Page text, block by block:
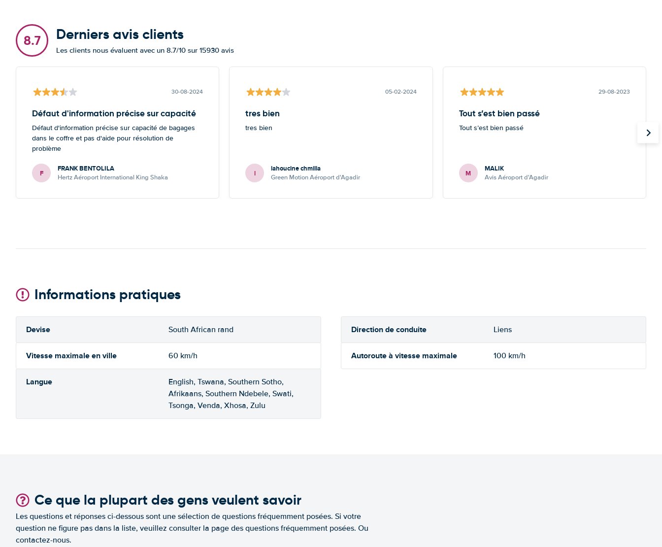
8.7 Derniers avis clients
Les clients nous évaluent avec un 8.7/10 sur 15930 avis
30-08-2024
Défaut d'information précise sur capacité
Défaut d'information précise sur capacité de bagages
dans le coffre et pas d'aide pour résolution de
problème
F FRANK BENTOLILA
Hertz Aéroport International King Shaka
05-02-2024
tres bien
tres bien
l lahoucine chmilla
Green Motion Aéroport d'Agadir
29-08-2023
Tout s’est bien passé
Tout s’est bien passé
M MALIK
Avis Aéroport d'Agadir
Informations pratiques
Devise South African rand Direction de conduite Liens
Vitesse maximale en ville 60 km/h Autoroute à vitesse maximale 100 km/h
Langue
English, Tswana, Southern Sotho,
Afrikaans, Southern Ndebele, Swati,
Tsonga, Venda, Xhosa, Zulu
Ce que la plupart des gens veulent savoir
Les questions et réponses ci-dessous sont une sélection de questions fréquemment posées. Si votre
question ne figure pas dans la liste, veuillez consulter la page des questions fréquemment posées. Ou
contactez-nous.